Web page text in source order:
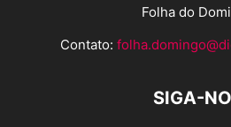
Folha do
Contato:
SIGA-